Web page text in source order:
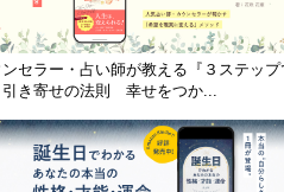
セラー・占い師が教える『３ステップ
き寄せの法則 幸せをつか...